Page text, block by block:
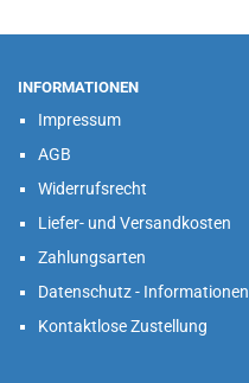
INFORMATIONEN
Impressum
AGB
Widerrufsrecht
Liefer- und Versandkosten
Zahlungsarten
Datenschutz - Informationen
Kontaktlose Zustellung